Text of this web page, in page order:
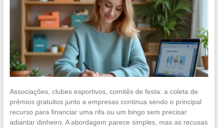
Associações, clubes esportivos, comitês de festa: a coleta de
prêmios gratuitos junto a empresas continua sendo o principal
recurso para financiar uma rifa ou um bingo sem precisar
adiantar dinheiro. A abordagem parece simples, mas as recusas